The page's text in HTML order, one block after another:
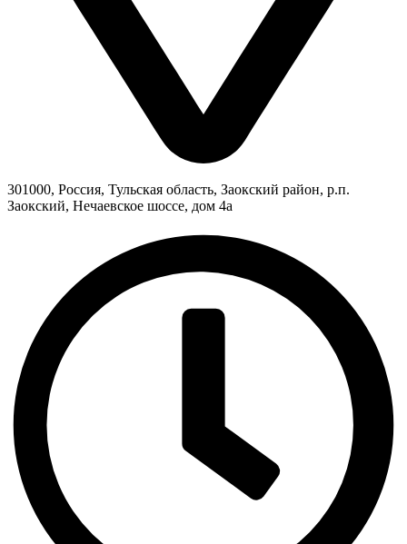
301000, Россия, Тульская область, Заокский район, р.п.
Заокский, Нечаевское шоссе, дом 4а